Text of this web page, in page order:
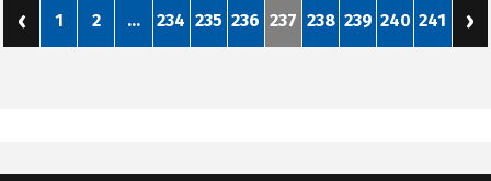
‹ 1 2 ... 234 235 236 237 238 239 240 241 ›